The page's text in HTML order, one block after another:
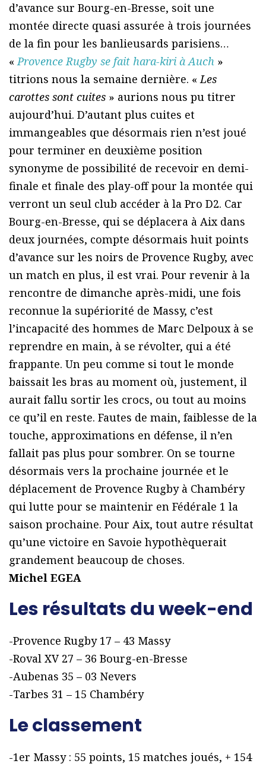
d’avance sur Bourg-en-Bresse, soit une
montée directe quasi assurée à trois journées
de la fin pour les banlieusards parisiens…
«Provence Rugby se fait hara-kiri à Auch »
titrions nous la semaine dernière. «Les
carottes sont cuites » aurions nous pu titrer
aujourd’hui. D’autant plus cuites et
immangeables que désormais rien n’est joué
pour terminer en deuxième position
synonyme de possibilité de recevoir en demi-
finale et finale des play-off pour la montée qui
verront un seul club accéder à la Pro D2. Car
Bourg-en-Bresse, qui se déplacera à Aix dans
deux journées, compte désormais huit points
d’avance sur les noirs de Provence Rugby, avec
un match en plus, il est vrai. Pour revenir à la
rencontre de dimanche après-midi, une fois
reconnue la supériorité de Massy, c’est
l’incapacité des hommes de Marc Delpoux à se
reprendre en main, à se révolter, qui a été
frappante. Un peu comme si tout le monde
baissait les bras au moment où, justement, il
aurait fallu sortir les crocs, ou tout au moins
ce qu’il en reste. Fautes de main, faiblesse de la
touche, approximations en défense, il n’en
fallait pas plus pour sombrer. On se tourne
désormais vers la prochaine journée et le
déplacement de Provence Rugby à Chambéry
qui lutte pour se maintenir en Fédérale 1 la
saison prochaine. Pour Aix, tout autre résultat
qu’une victoire en Savoie hypothèquerait
grandement beaucoup de choses.
Michel EGEA
Les résultats du week-end
-Provence Rugby 17 – 43 Massy
-Roval XV 27 – 36 Bourg-en-Bresse
-Aubenas 35 – 03 Nevers
-Tarbes 31 – 15 Chambéry
Le classement
-1er Massy : 55 points, 15 matches joués, + 154